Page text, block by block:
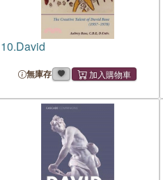
10.David
無庫存